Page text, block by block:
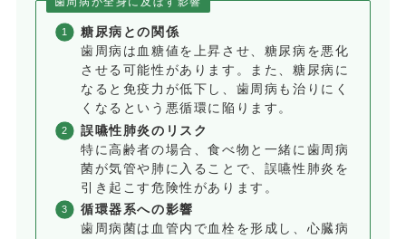
糖尿病との関係
歯周病は血糖値を上昇させ、糖尿病を悪化
させる可能性があります。また、糖尿病に
なると免疫力が低下し、歯周病も治りにく
くなるという悪循環に陥ります。
誤嚥性肺炎のリスク
特に高齢者の場合、食べ物と一緒に歯周病
菌が気管や肺に入ることで、誤嚥性肺炎を
引き起こす危険性があります。
循環器系への影響
歯周病菌は血管内で血栓を形成し、心臓病